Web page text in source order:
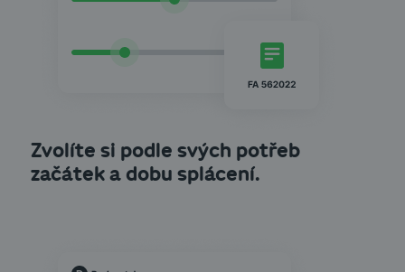
Zvolíte si podle svých potřeb
začátek a dobu splácení.